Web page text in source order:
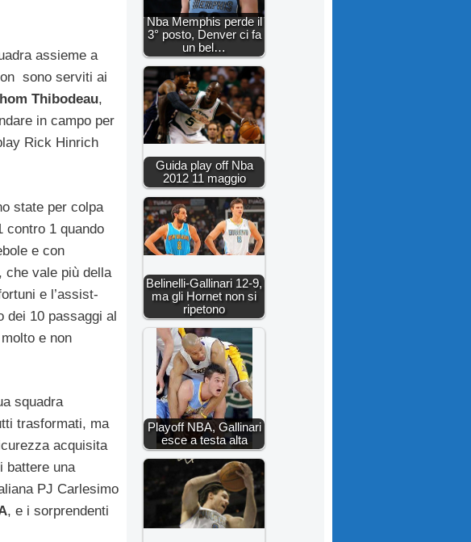
assieme a
sono serviti ai
Thibodeau,
in campo per
Rick Hinrich
state per colpa
contro 1 quando
e con
che vale più della
e l’assist-
dei 10 passaggi al
e non
squadra
trasformati, ma
acquisita
battere una
PJ Carlesimo
, e i sorprendenti
Nba Memphis perde il
3° posto, Denver ci fa
un bel…
Guida play off Nba
2012 11 maggio
Belinelli-Gallinari 12-9,
ma gli Hornet non si
ripetono
Playoff NBA, Gallinari
esce a testa alta